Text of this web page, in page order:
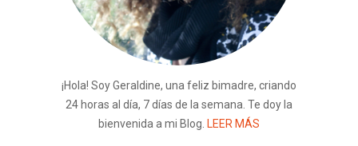
¡Hola! Soy Geraldine, una feliz bimadre, criando
24 horas al día, 7 días de la semana. Te doy la
bienvenida a mi Blog. LEER MÁS